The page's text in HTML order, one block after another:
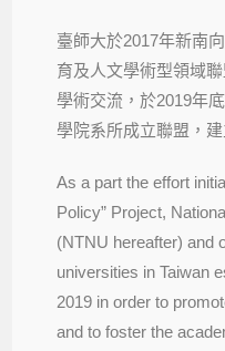
臺師大於2017年新南
育及人文學術型領域
學術交流，於2019年
學院系所成立聯盟，
As a part the effort
Policy” Project,
(NTNU hereafter) and
universities in Taiwan
2019 in order to
and to foster the